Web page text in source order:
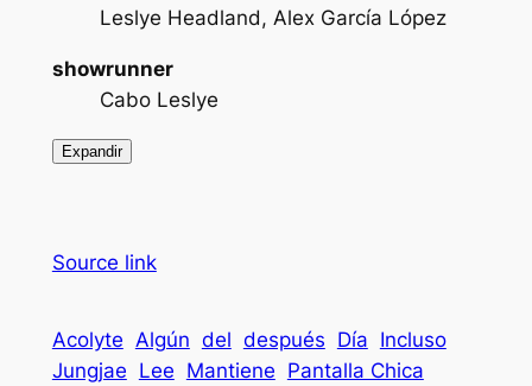
Leslye Headland, Alex García López
showrunner
Cabo Leslye
Expandir
Source link
Acolyte Algún del después Día Incluso
Jungjae Lee Mantiene Pantalla Chica